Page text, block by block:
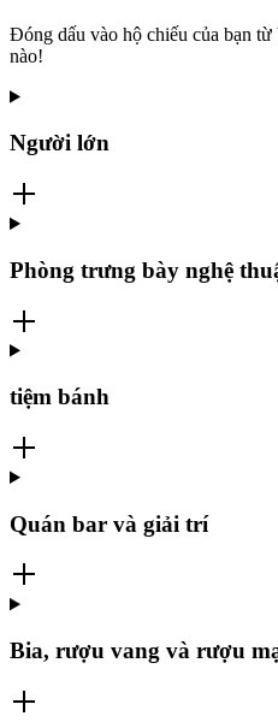
Đóng dấu vào hộ chiếu của bạn
nào!
Người lớn
Phòng trưng bày nghệ
tiệm bánh
Quán bar và giải trí
Bia, rượu vang và rượu